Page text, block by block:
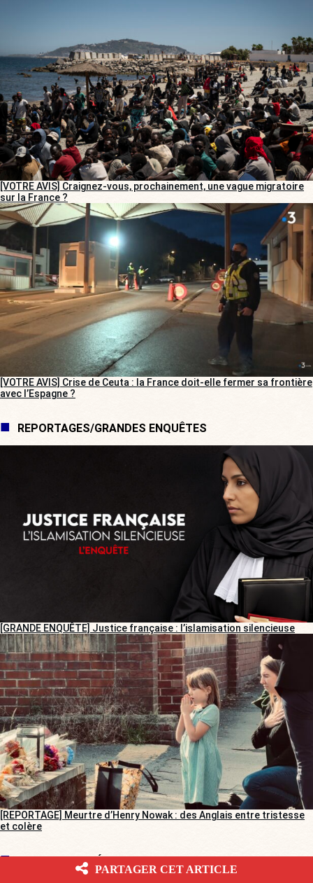
[VOTRE AVIS] Craignez-vous, prochainement, une vague migratoire
sur la France ?
[VOTRE AVIS] Crise de Ceuta : la France doit-elle fermer sa frontière
avec l’Espagne ?
REPORTAGES/GRANDES ENQUÊTES
[GRANDE ENQUÊTE] Justice française : l’islamisation silencieuse
[REPORTAGE] Meurtre d’Henry Nowak : des Anglais entre tristesse
et colère
ENTRETIENS/RÉACTIONS
PARTAGER CET ARTICLE